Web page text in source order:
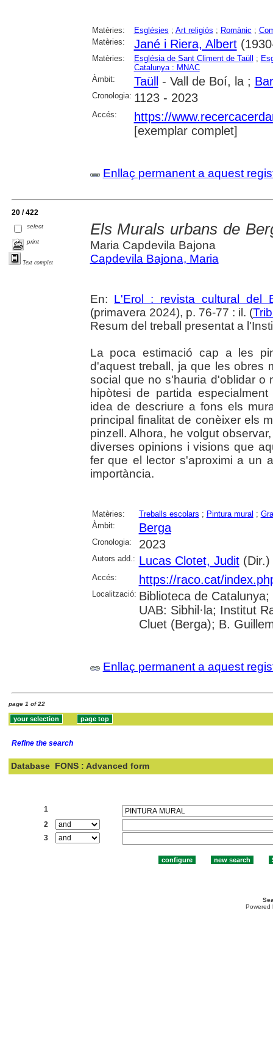
Matèries: Esglésies ; Art religiós ; Romànic ;
Matèries:
Jané i Riera, Albert
Matèries: Església de Sant Climent de Taüll ;
Catalunya : MNAC
Àmbit:
Taüll - Vall de Boí, la ;
Cronologia: 1123 - 2023
Accés:
https://
[exemplar complet]
Enllaç permanent a aquest
20 / 422
select
print
Text complet
Els Murals urbans de
Maria Capdevila Bajona
Capdevila Bajona, Maria
En: L'Erol : revista cultural del
(primavera 2024), p. 76-77 : il. (
Resum del treball presentat a
La poca estimació cap a les
d'aquest treball, ja que les obres
social que no s'hauria d'oblidar o
hipòtesi de partida
idea de descriure a fons els
principal finalitat de conèixer els
pinzell. Alhora, he volgut
diverses opinions i visions que
fer que el lector s'aproximi a un
importància.
Matèries: Treballs escolars ; Pintura mural ;
Àmbit:
Berga
Cronologia: 2023
Autors add.: Lucas Clotet, Judit(Dir.)
Accés: https://raco.cat/
Localització: Biblioteca de
UAB: Sibhil·la; Institut
Cluet (Berga); B.
Enllaç permanent a aquest
page 1 of 22
Refine the search
Database FONS : Advanced form
1
2
3